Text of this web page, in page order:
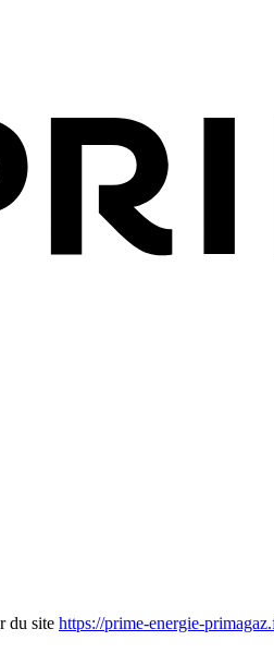
du site https://prime-energie-